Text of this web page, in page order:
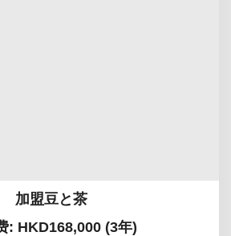
加盟豆と茶
: HKD168,000 (3年)